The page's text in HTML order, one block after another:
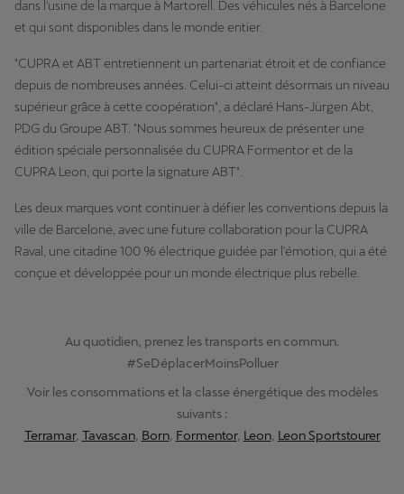
dans l'usine de la marque à Martorell. Des véhicules nés à Barcelone
et qui sont disponibles dans le monde entier.
"CUPRA et ABT entretiennent un partenariat étroit et de confiance
depuis de nombreuses années. Celui-ci atteint désormais un niveau
supérieur grâce à cette coopération", a déclaré Hans-Jürgen Abt,
PDG du Groupe ABT. "Nous sommes heureux de présenter une
édition spéciale personnalisée du CUPRA Formentor et de la
CUPRA Leon, qui porte la signature ABT".
Les deux marques vont continuer à défier les conventions depuis la
ville de Barcelone, avec une future collaboration pour la CUPRA
Raval, une citadine 100 % électrique guidée par l'émotion, qui a été
conçue et développée pour un monde électrique plus rebelle.
Au quotidien, prenez les transports en commun.
#SeDéplacerMoinsPolluer
Voir les consommations et la classe énergétique des modèles
suivants :
Terramar, Tavascan, Born, Formentor, Leon, Leon Sportstourer